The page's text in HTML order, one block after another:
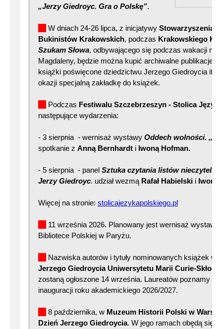
„Jerzy Giedroyc. Gra o Polskę”.
W dniach 24-26 lipca, z inicjatywy Stowarzyszenia
Bukinistów Krakowskich, podczas Krakowskiego
Szukam Słowa, odbywającego się podczas wakacji na
Magdaleny, będzie można kupić archiwalne publikacje
książki poświęcone dziedzictwu Jerzego Giedroycia itp.
okazji specjalną zakładkę do książek.
Podczas Festiwalu Szczebrzeszyn - Stolica
następujące wydarzenia:
- 3 sierpnia - wernisaż wystawy Oddech wolności.
spotkanie z Anną Bernhardt i Iwoną Hofman.
- 5 sierpnia - panel Sztuka czytania listów
Jerzy Giedroyc. udział wezmą Rafał Habielski i Iwona
Więcej na stronie: stolicajezykapolskiego.pl
11 września 2026. Planowany jest wernisaż wystawy
Bibliotece Polskiej w Paryżu.
Nazwiska autorów i tytuły nominowanych książek w
Jerzego Giedroycia Uniwersytetu Marii Curie-
zostaną ogłoszone 14 września. Laureatów poznamy
inauguracji roku akademickiego 2026/2027.
8 października, w Muzeum Historii Polski w
Dzień Jerzego Giedroycia. W jego ramach obędą się